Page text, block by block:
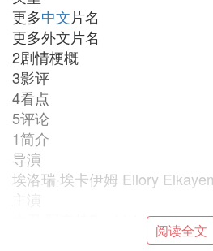
更多中文片名
更多外文片名
2剧情梗概
3影评
4看点
5评论
1简介
导演
埃洛瑞·埃卡伊姆 Ellory
主演
大卫·阿奎特David Arquette ...
Kari Wuhrer ... Sheriff 阅读全文